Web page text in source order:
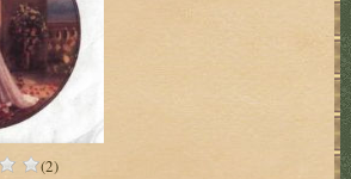
(2)